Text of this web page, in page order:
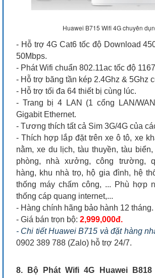
Huawei B715 Wifi 4G chuyên
- Hỗ trợ 4G Cat6 tốc độ Download
50Mbps.
- Phát Wifi chuẩn 802.11ac tốc độ
- Hỗ trợ băng tần kép 2.4Ghz & 5Ghz
- Hỗ trợ tối đa 64 thiết bị cùng lúc.
- Trang bị 4 LAN (1 cổng LAN/
Gigabit Ethernet.
- Tương thích tất cả Sim 3G/4G của
- Thích hợp lắp đặt trên xe ô tô, xe
nằm, xe du lịch, tàu thuyền, tàu
phòng, nhà xưởng, công trường,
hàng, khu nhà trọ, hộ gia đình, hệ
thống máy chấm công, ... Phù hợp
thống cáp quang internet,...
- Hàng chính hãng bảo hành 12 tháng.
- Giá bán trọn bộ: 2,999,000đ.
- Chi tiết Huawei B715 và đặt hàng
0902 389 788 (Zalo) hỗ trợ 24/7.
8. Bộ Phát Wifi 4G Huawei